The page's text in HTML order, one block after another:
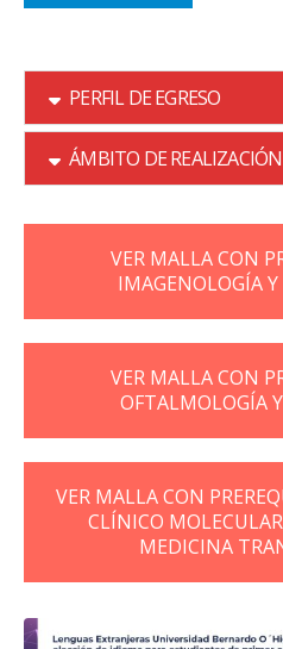
PERFIL DE EGRESO
ÁMBITO DE
VER MALLA CON
IMAGENOLOGÍA
VER MALLA CON
OFTALMOLOGÍA
VER MALLA CON
CLÍNICO
MEDICINA